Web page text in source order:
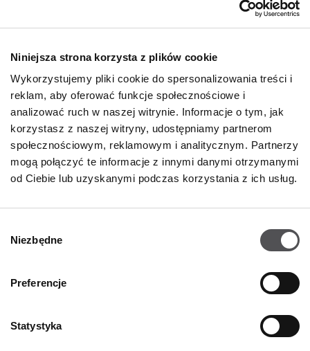
Niniejsza strona korzysta z plików cookie
Wykorzystujemy pliki cookie do spersonalizowania treści i
reklam, aby oferować funkcje społecznościowe i
analizować ruch w naszej witrynie. Informacje o tym, jak
korzystasz z naszej witryny, udostępniamy partnerom
społecznościowym, reklamowym i analitycznym. Partnerzy
mogą połączyć te informacje z innymi danymi otrzymanymi
od Ciebie lub uzyskanymi podczas korzystania z ich usług.
zgody
Niezbędne
Preferencje
Statystyka
20% DODATKOWEGO RABATU NA KOLEKCJĘ ROYAL